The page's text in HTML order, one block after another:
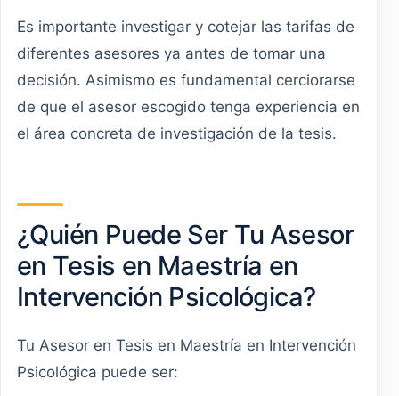
Es importante investigar y cotejar las tarifas de
diferentes asesores ya antes de tomar una
decisión. Asimismo es fundamental cerciorarse
de que el asesor escogido tenga experiencia en
el área concreta de investigación de la tesis.
¿Quién Puede Ser Tu Asesor
en Tesis en Maestría en
Intervención Psicológica?
Tu Asesor en Tesis en Maestría en Intervención
Psicológica puede ser: